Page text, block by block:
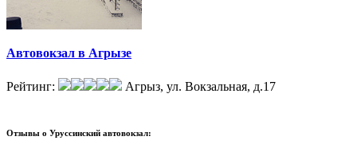
Автовокзал в Агрызе
Рейтинг: Агрыз, ул. Вокзальная, д.17
Отзывы о Уруссинский автовокзал: